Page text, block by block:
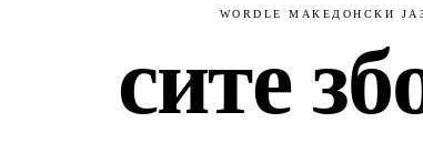
WORDLE МАКЕДОНСКИ
сите